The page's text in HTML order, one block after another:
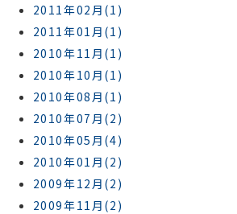
2011年02月(1)
2011年01月(1)
2010年11月(1)
2010年10月(1)
2010年08月(1)
2010年07月(2)
2010年05月(4)
2010年01月(2)
2009年12月(2)
2009年11月(2)